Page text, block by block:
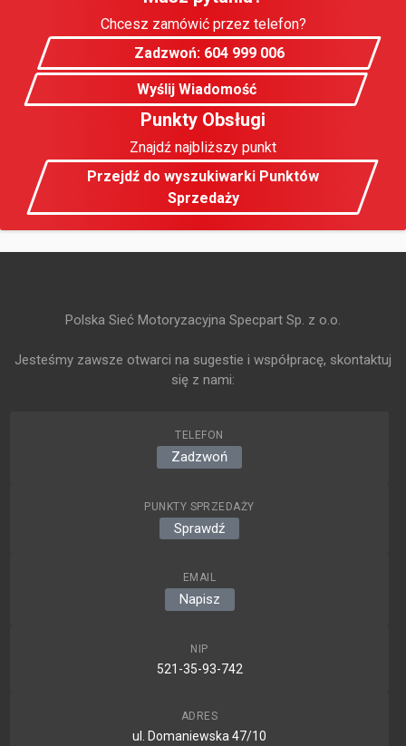
Chcesz zamówić przez telefon?
Zadzwoń: 604 999 006
Wyślij Wiadomość
Punkty Obsługi
Znajdź najbliższy punkt
Przejdź do wyszukiwarki Punktów
Sprzedaży
Polska Sieć Motoryzacyjna Specpart Sp. z o.o.
Jesteśmy zawsze otwarci na sugestie i współpracę, skontaktuj
się z nami:
TELEFON
Zadzwoń
PUNKTY SPRZEDAŻY
Sprawdź
EMAIL
Napisz
NIP
521-35-93-742
ADRES
ul. Domaniewska 47/10